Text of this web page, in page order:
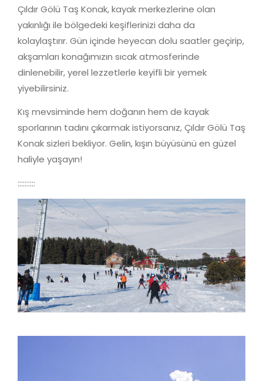
Çıldır Gölü Taş Konak, kayak merkezlerine olan
yakınlığı ile bölgedeki keşiflerinizi daha da
kolaylaştırır. Gün içinde heyecan dolu saatler geçirip,
akşamları konağımızın sıcak atmosferinde
dinlenebilir, yerel lezzetlerle keyifli bir yemek
yiyebilirsiniz.
Kış mevsiminde hem doğanın hem de kayak
sporlarının tadını çıkarmak istiyorsanız, Çıldır Gölü Taş
Konak sizleri bekliyor. Gelin, kışın büyüsünü en güzel
haliyle yaşayın!
::::::::::